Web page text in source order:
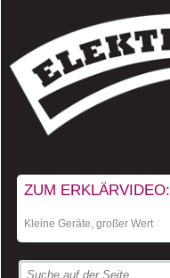
ZUM ERKLÄRVIDEO:
Kleine Geräte, großer Wert